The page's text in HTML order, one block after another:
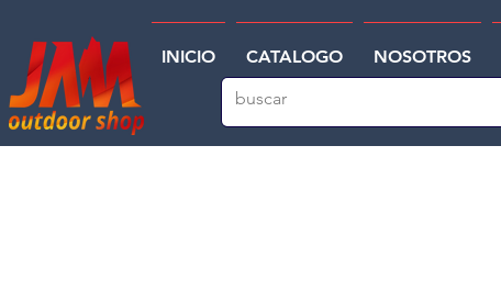
INICIO CATALOGO NOSOTROS